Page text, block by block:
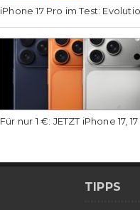
iPhone 17 Pro im Test:
Für nur 1 €: JETZT iPhone 17,
TIPPS